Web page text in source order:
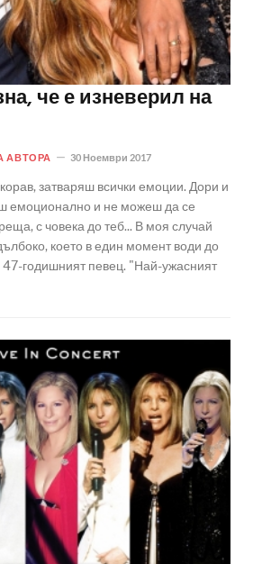
че е изневерил на
АВТОРА 30 Ноември 2017
затваряш всички емоции. Дори и
емоционално и не можеш да се
с човека до теб... В моя случай
което в един момент води до
47-годишният певец. "Най-ужасният